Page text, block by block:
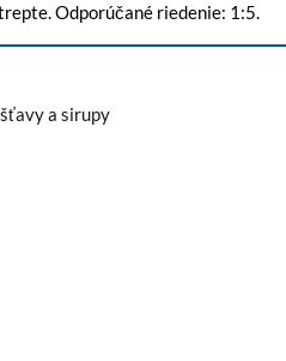
Odporúčané riedenie: 1:5.
a sirupy